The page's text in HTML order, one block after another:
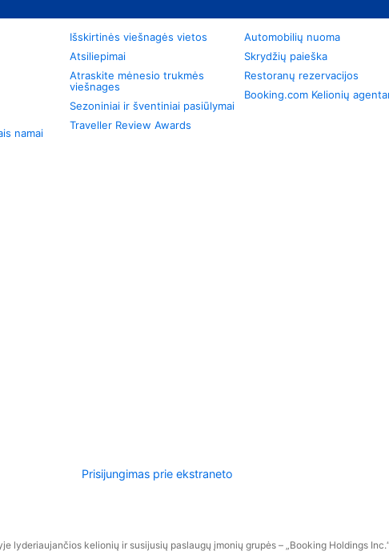
namai
Išskirtinės viešnagės vietos
Atsiliepimai
Atraskite mėnesio trukmės
viešnages
Sezoniniai ir šventiniai pasiūlymai
Traveller Review Awards
Automobilių nuoma
Skrydžių paieška
Restoranų rezervacijos
Booking.com Kelionių
Prisijungimas prie ekstraneto
lyderiaujančios kelionių ir susijusių paslaugų įmonių grupės – „Booking Holdings